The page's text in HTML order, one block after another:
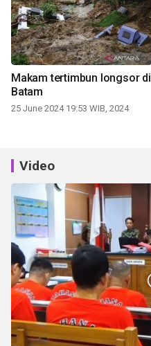
Makam tertimbun longsor di
Batam
25 June 2024 19:53 WIB, 2024
Video